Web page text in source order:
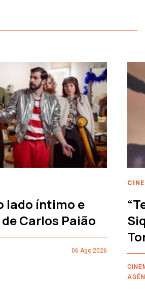
lado íntimo e
Carlos Paião
06 Ago 2026